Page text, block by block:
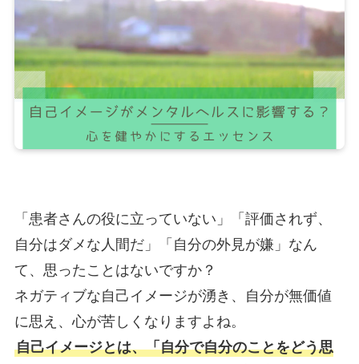
「患者さんの役に立っていない」「評価されず、
自分はダメな人間だ」「自分の外見が嫌」なん
て、思ったことはないですか？
ネガティブな自己イメージが湧き、自分が無価値
に思え、心が苦しくなりますよね。
自己イメージとは、「自分で自分のことをどう思